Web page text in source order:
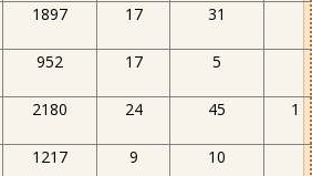
1897 17 31
952 17 5
2180 24 45 1
1217 9 10